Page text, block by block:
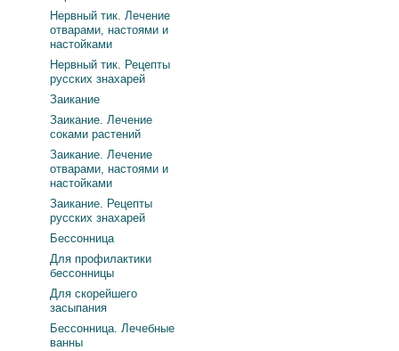
Нервный тик. Лечение
отварами, настоями и
настойками
Нервный тик. Рецепты
русских знахарей
Заикание
Заикание. Лечение
соками растений
Заикание. Лечение
отварами, настоями и
настойками
Заикание. Рецепты
русских знахарей
Бессонница
Для профилактики
бессонницы
Для скорейшего
засыпания
Бессонница. Лечебные
ванны